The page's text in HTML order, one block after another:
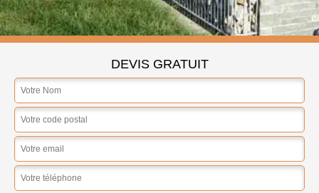
DEVIS GRATUIT